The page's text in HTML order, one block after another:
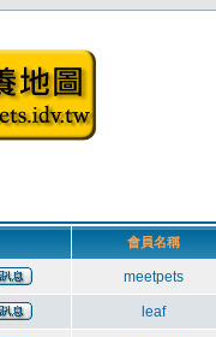
會員名稱
meetpets
leaf